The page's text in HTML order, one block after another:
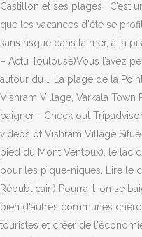
Castillon et ses plages . C’est
que les vacances d'été se
sans risque dans la mer, à la
– Actu Toulouse)Vous l’avez
autour du … La plage de la
Vishram Village, Varkala
baigner - Check out
videos of Vishram Village
pied du Mont Ventoux), le lac
pour les pique-niques. Lire le
Républicain) Pourra-t-on se
bien d'autres communes
touristes et créer de